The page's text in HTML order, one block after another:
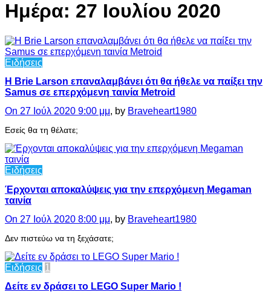
Ημέρα: 27 Ιουλίου 2020
Ειδήσεις
Η Brie Larson επαναλαμβάνει ότι θα ήθελε να παίξει την
Samus σε επερχόμενη ταινία Metroid
On 27 Ιούλ 2020 9:00 μμ, by Braveheart1980
Εσείς θα τη θέλατε;
Ειδήσεις
Έρχονται αποκαλύψεις για την επερχόμενη Megaman
ταινία
On 27 Ιούλ 2020 8:00 μμ, by Braveheart1980
Δεν πιστεύω να τη ξεχάσατε;
Ειδήσεις 1
Δείτε εν δράσει το LEGO Super Mario !